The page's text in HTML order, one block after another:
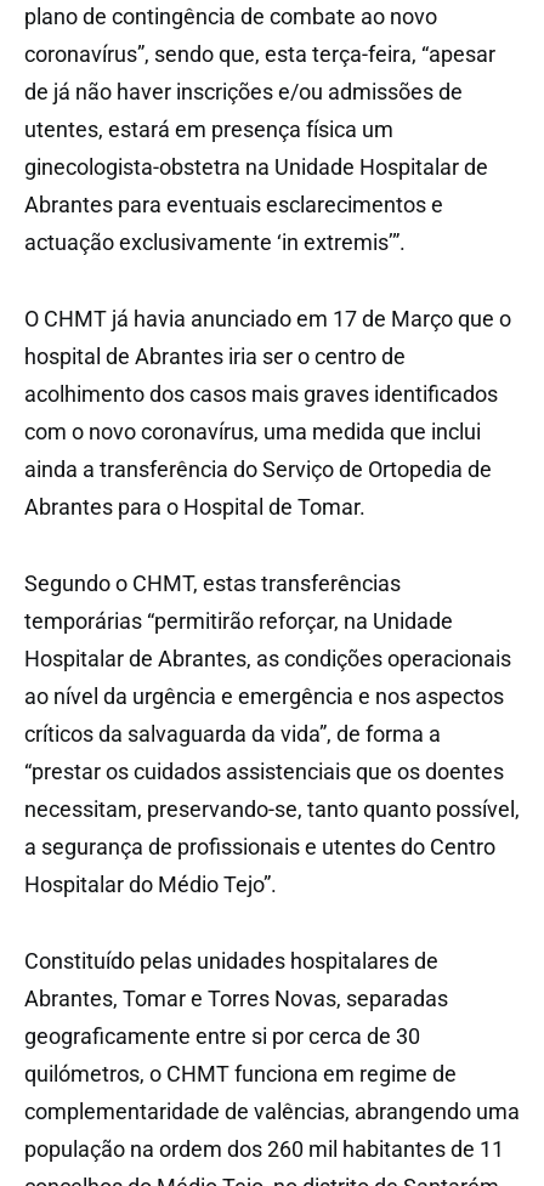
plano de contingência de combate ao novo
coronavírus”, sendo que, esta terça-feira, “apesar
de já não haver inscrições e/ou admissões de
utentes, estará em presença física um
ginecologista-obstetra na Unidade Hospitalar de
Abrantes para eventuais esclarecimentos e
actuação exclusivamente ‘in extremis’”.
O CHMT já havia anunciado em 17 de Março que o
hospital de Abrantes iria ser o centro de
acolhimento dos casos mais graves identificados
com o novo coronavírus, uma medida que inclui
ainda a transferência do Serviço de Ortopedia de
Abrantes para o Hospital de Tomar.
Segundo o CHMT, estas transferências
temporárias “permitirão reforçar, na Unidade
Hospitalar de Abrantes, as condições operacionais
ao nível da urgência e emergência e nos aspectos
críticos da salvaguarda da vida”, de forma a
“prestar os cuidados assistenciais que os doentes
necessitam, preservando-se, tanto quanto possível,
a segurança de profissionais e utentes do Centro
Hospitalar do Médio Tejo”.
Constituído pelas unidades hospitalares de
Abrantes, Tomar e Torres Novas, separadas
geograficamente entre si por cerca de 30
quilómetros, o CHMT funciona em regime de
complementaridade de valências, abrangendo uma
população na ordem dos 260 mil habitantes de 11